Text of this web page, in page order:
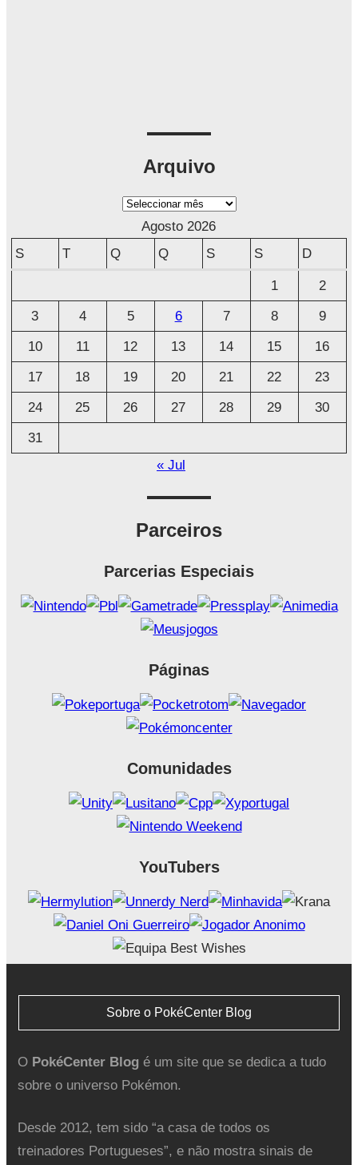
Arquivo
A
v
o
Agosto 2026
S
T Q Q S S D
1
2
3
4 5 6 7 8
9
10
11 12 13 14 15
16
17
18 19 20 21 22
23
24
25 26 27 28 29
30
31
« Jul
Parceiros
Parcerias Especiais
Páginas
Comunidades
YouTubers
Sobre o PokéCenter Blog
O PokéCenter Blogé um site que se dedica a tudo
sobre o universo Pokémon.
Desde 2012, tem sido “a casa de todos os
treinadores Portugueses”, e não mostra sinais de